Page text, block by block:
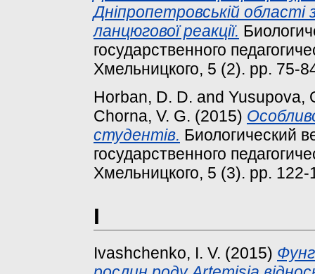
Дніпропетровській
ланцюгової реакції.
государственного
Хмельницкого, 5 (2). pp. 75-
Horban, D. D. and Yusupova,
Chorna, V. G. (2015)
студентів. Биологический
государственного
Хмельницкого, 5 (3). pp.
I
Ivashchenko, I. V. (2015)